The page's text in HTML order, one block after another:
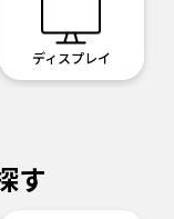
ディスプレイ
す